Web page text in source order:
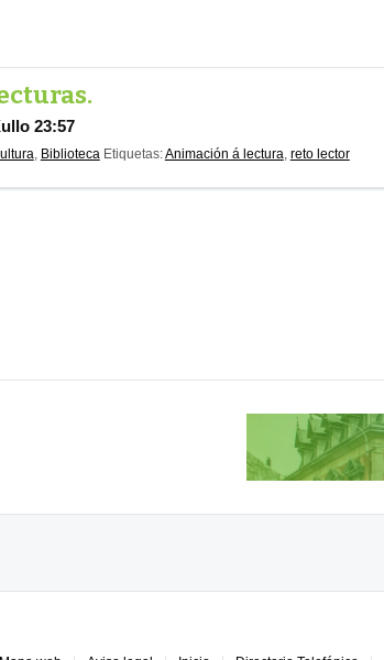
23:57
, Biblioteca Etiquetas:Animación á lectura, reto lector